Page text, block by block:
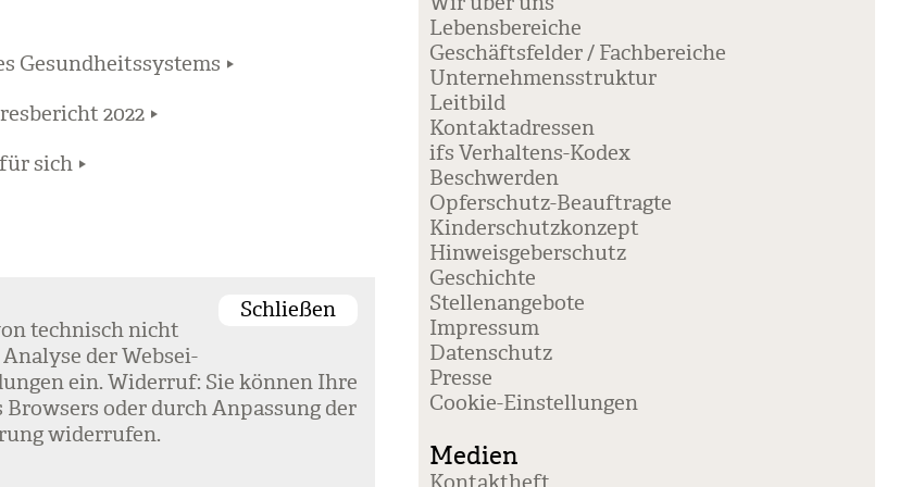
Schließen
tech­nisch nicht
der Web­sei­
ein. Wider­ruf: Sie kön­nen Ihre
oder durch Anpas­sung der
wider­ru­fen.
Gesundheitssystems
2022
sich
Lebensbereiche
Geschäftsfelder / Fachbereiche
Unternehmensstruktur
Leitbild
Kontaktadressen
ifs Verhaltens-Kodex
Beschwerden
Opferschutz-Beauftragte
Kinderschutzkonzept
Hinweisgeberschutz
Geschichte
Stellenangebote
Impressum
Datenschutz
Presse
Coo­kie-Ein­stel­lun­gen
Medien